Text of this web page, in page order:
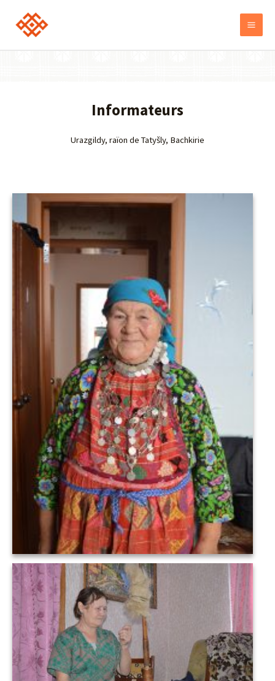
Informateurs
Urazgildy, raïon de Tatyšly, Bachkirie